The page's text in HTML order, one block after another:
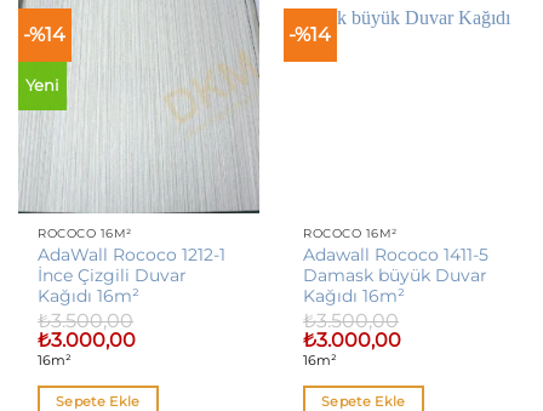
-%14
Yeni
ROCOCO 16M²
AdaWall Rococo 1212-1
İnce Çizgili Duvar
Kağıdı 16m²
₺3.500,00
Orijinal
fiyat:
₺3.500,00.
₺3.000,00Şu
₺3.000,00.
16m²
Sepete Ekle
-%14
ROCOCO 16M²
Adawall Rococo 1411-5
Damask büyük Duvar
Kağıdı 16m²
₺3.500,00
Orijinal
fiyat:
₺3.500,00.
₺3.000,00Şu
₺3.000,00.
16m²
Sepete Ekle